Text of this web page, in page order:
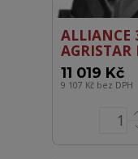
ALLIANCE
11 019 Kč
9 107 Kč bez DPH